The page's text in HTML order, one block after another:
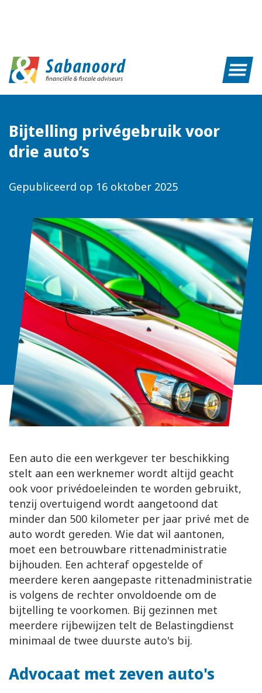
Bijtelling privégebruik voor
drie auto’s
Gepubliceerd op 16 oktober 2025
Een auto die een werkgever ter beschikking
stelt aan een werknemer wordt altijd geacht
ook voor privédoeleinden te worden gebruikt,
tenzij overtuigend wordt aangetoond dat
minder dan 500 kilometer per jaar privé met de
auto wordt gereden. Wie dat wil aantonen,
moet een betrouwbare rittenadministratie
bijhouden. Een achteraf opgestelde of
meerdere keren aangepaste rittenadministratie
is volgens de rechter onvoldoende om de
bijtelling te voorkomen. Bij gezinnen met
meerdere rijbewijzen telt de Belastingdienst
minimaal de twee duurste auto's bij.
Advocaat met zeven auto's